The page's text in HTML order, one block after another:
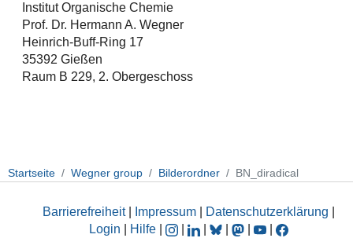
Institut Organische Chemie
Prof. Dr. Hermann A. Wegner
Heinrich-Buff-Ring 17
35392 Gießen
Raum B 229, 2. Obergeschoss
Startseite Wegner group Bilderordner BN_diradical
Barrierefreiheit| Impressum Datenschutzerklärung
Login
Hilfe